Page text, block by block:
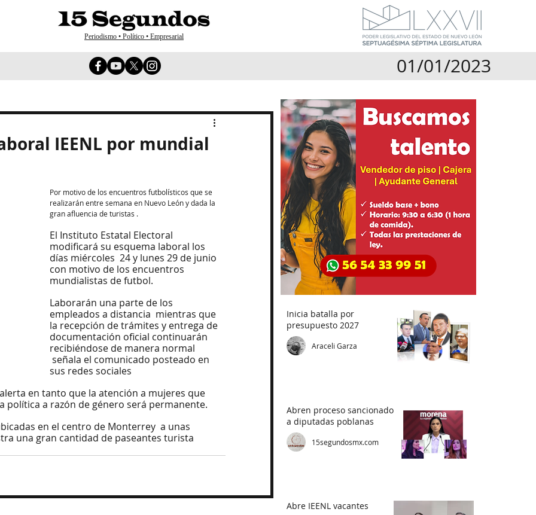
Periodismo • Político • Empresarial
01/01/2023
IEENL por mundial
Por motivo de los encuentros futbolísticos que se
realizarán entre semana en Nuevo León y dada la
gran afluencia de turistas .
El Instituto Estatal Electoral
modificará su esquema laboral los
días miércoles  24 y lunes 29 de junio
con motivo de los encuentros
mundialistas de futbol.
Laborarán una parte de los
empleados a distancia  mientras que
la recepción de trámites y entrega de
documentación oficial continuarán
recibiéndose de manera normal
señala el comunicado posteado en
sus redes sociales
en tanto que la atención a mujeres que
a razón de género será permanente.
en el centro de Monterrey  a unas
una gran cantidad de paseantes turista
Inicia batalla por
presupuesto 2027
Araceli Garza
Abren proceso sancionador
a diputadas poblanas
15segundosmx.com
Abre IEENL vacantes